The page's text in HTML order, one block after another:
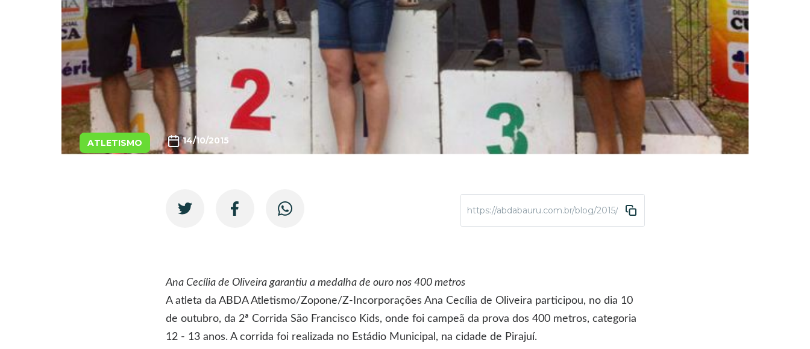
ATLETISMO 14/10/2015
https://abdabauru.com.br/blog/2015/10/14/atleta-da-abda-e-campea-na-2a-
Ana Cecília de Oliveira garantiu a medalha de ouro nos 400 metros
A atleta da ABDA Atletismo/Zopone/Z-Incorporações Ana Cecília de Oliveira participou, no dia 10
de outubro, da 2ª Corrida São Francisco Kids, onde foi campeã da prova dos 400 metros, categoria
12 - 13 anos. A corrida foi realizada no Estádio Municipal, na cidade de Pirajuí.